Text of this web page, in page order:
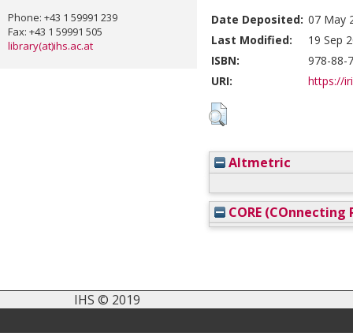
Phone: +43 1 59991 239
Fax: +43 1 59991 505
library(at)ihs.ac.at
Date Deposited: 07 May
Last Modified:
19 Sep
ISBN:
978-88-
URI:
https://
Altmetric
CORE (COnnecting
IHS © 2019